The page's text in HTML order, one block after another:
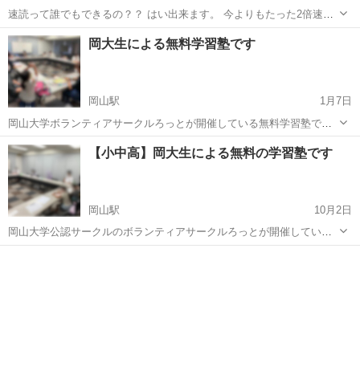
速読って誰でもできるの？？ はい出来ます。 今よりもたった2倍速に
なるだけで3時間かかっていた読書が1.5時間に 試験なら問題を読む時
間が半分になれば、考える、答える、見直す時間が増えることに！ 実
際に教科に...
岡山 岡山市 岡山駅 塾 社会人
岡大生による無料学習塾です
岡山駅
1月7日
岡山大学ボランティアサークルろっとが開催している無料学習塾で
す。 小学生から高校生の方を対象に勉強のサポートをしています。
様々な学年の生徒さんが集まっていてとても和やかな雰囲気です。 ★
火・木曜日はきらめきプラザ 1...
岡山 岡山市 岡山駅 塾 無料
【小中高】岡大生による無料の学習塾です
岡山駅
10月2日
岡山大学公認サークルのボランティアサークルろっとが開催している
無料の学習塾です。 小学生から高校生の方を対象に勉強のサポートを